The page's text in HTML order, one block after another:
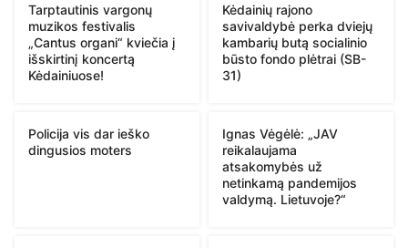
Tarptautinis vargonų
muzikos festivalis
„Cantus organi“ kviečia į
išskirtinį koncertą
Kėdainiuose!
Kėdainių rajono
savivaldybė perka dviejų
kambarių butą socialinio
būsto fondo plėtrai (SB-
31)
Policija vis dar ieško
dingusios moters
Ignas Vėgėlė: „JAV
reikalaujama
atsakomybės už
netinkamą pandemijos
valdymą. Lietuvoje?“